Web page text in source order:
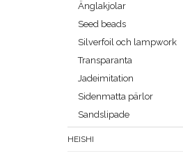
Änglakjolar
Seed beads
Silverfoil och lampwork
Transparanta
Jadeimitation
Sidenmatta pärlor
Sandslipade
HEISHI